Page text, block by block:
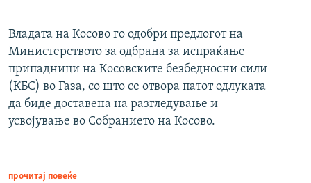
Владата на Косово го одобри предлогот на
Министерството за одбрана за испраќање
припадници на Косовските безбедносни сили
(КБС) во Газа, со што се отвора патот одлуката
да биде доставена на разгледување и
усвојување во Собранието на Косово.
прочитај повеќе